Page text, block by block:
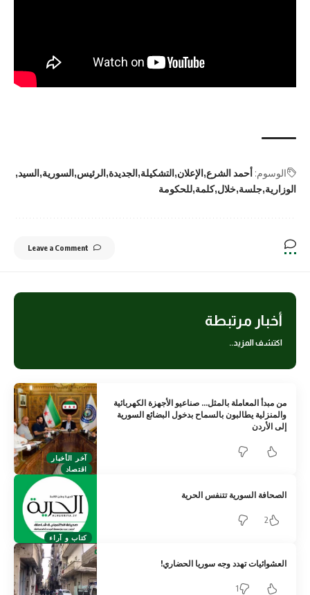
الوسوم: أحمد الشرع الإعلان التشكيلة الجديدة الرئيس السورية السيد
الوزارية جلسة خلال كلمة للحكومة
Leave a Comment
أخبار مرتبطة
اكتشف المزيد..
آخر الأخبار
اقتصاد
من مبدأ المعاملة بالمثل… صناعيو الأجهزة الكهربائية
والمنزلية يطالبون بالسماح بدخول البضائع السورية
إلى الأردن
كتاب و آراء
الصحافة السورية تتنفس الحرية
2
العشوائيات تهدد وجه سوريا الحضاري!
1